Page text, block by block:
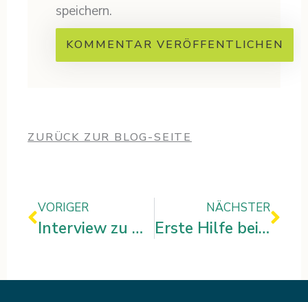
speichern.
ZURÜCK ZUR BLOG-SEITE
Zurück
VORIGER
Interview zu meiner Arbeit
NÄCHSTER
Erste Hilfe bei Autismus